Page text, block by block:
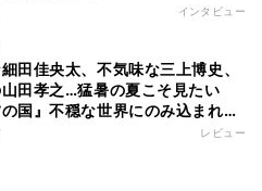
インタビュー
田佳央太、不気味な三上博史、
田孝之…猛暑の夏こそ見たい
の国』不穏な世界にのみ込まれる
テリー
レビュー